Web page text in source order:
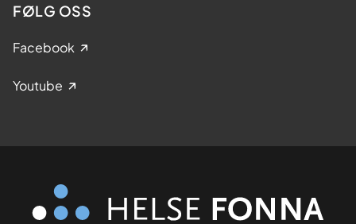
FØLG OSS
Facebook
Youtube